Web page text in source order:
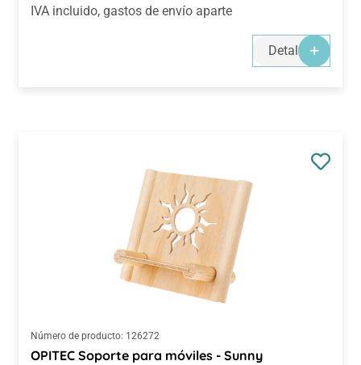
IVA incluido, gastos de envío aparte
Detalles
Número de producto: 126272
OPITEC Soporte para móviles - Sunny